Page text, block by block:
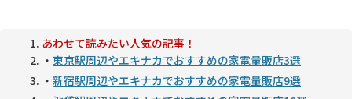
あわせて読みたい人気の記事！
・東京駅周辺やエキナカでおすすめの家電量販店3選
・新宿駅周辺やエキナカでおすすめの家電量販店9選